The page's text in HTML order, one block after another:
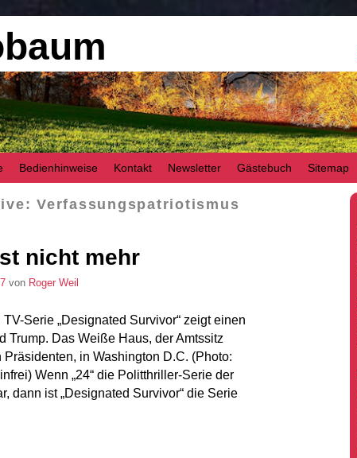
Bedienhinweise Kontakt Newsletter Gästebuch Sitemap
Verfassungspatriotismus
nicht mehr
von Roger Weil
Serie „Designated Survivor“ zeigt einen
Trump. Das Weiße Haus, der Amtssitz
in Washington D.C. (Photo:
Wenn „24“ die Politthriller-Serie der
dann ist „Designated Survivor“ die Serie